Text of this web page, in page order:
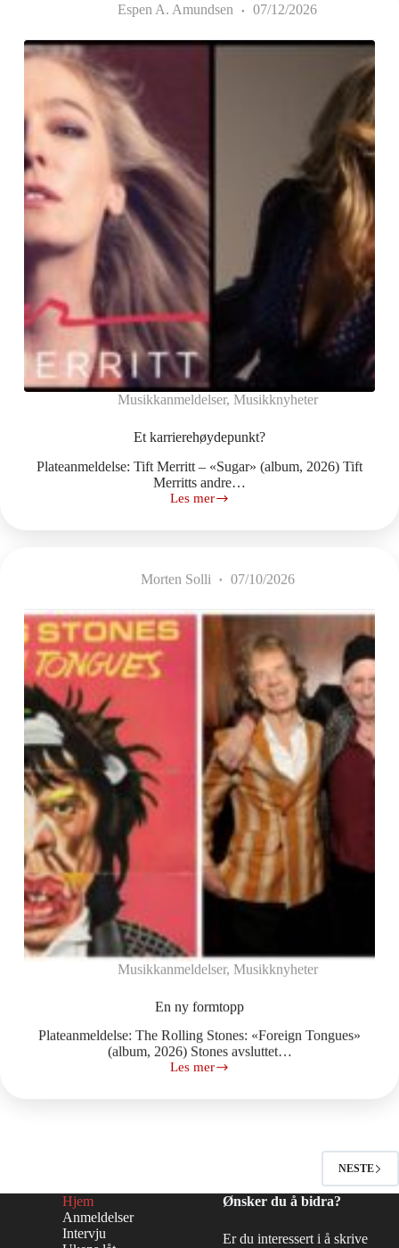
i
(2026)
Espen A. Amundsen 07/12/2026
Musikkanmeldelser, Musikknyheter
Et karrierehøydepunkt?
Plateanmeldelse: Tift Merritt – «Sugar» (album, 2026) Tift
Merritts andre…
Les mer
Et
Morten Solli 07/10/2026
Musikkanmeldelser, Musikknyheter
En ny formtopp
Plateanmeldelse: The Rolling Stones: «Foreign Tongues»
(album, 2026) Stones avsluttet…
Les mer
En
NESTE
Hjem
Anmeldelser
Intervju
Ønsker du å bidra?
Er du interessert i å skrive